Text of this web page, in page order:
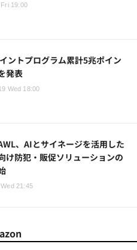
19:00
ントプログラム累計5兆ポイン
発表
Wed 18:00
、AIとサイネージを活用した
け防犯・販促ソリューションの
21:45